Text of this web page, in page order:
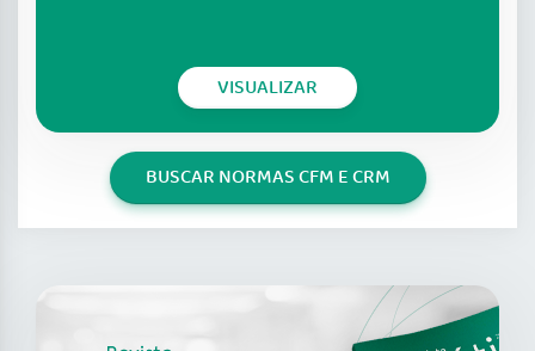
VISUALIZAR
BUSCAR NORMAS CFM E CRM